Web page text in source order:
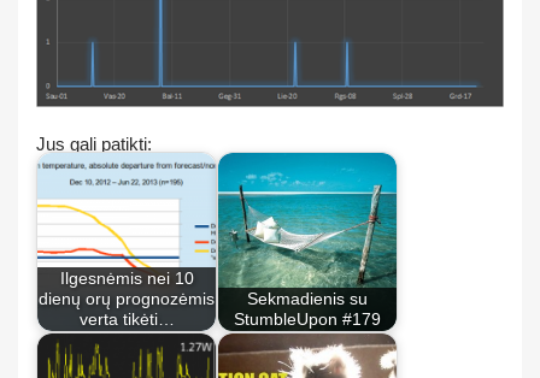
Jus gali patikti:
Ilgesnėmis nei 10
dienų orų prognozėmis
verta tikėti…
Sekmadienis su
StumbleUpon #179